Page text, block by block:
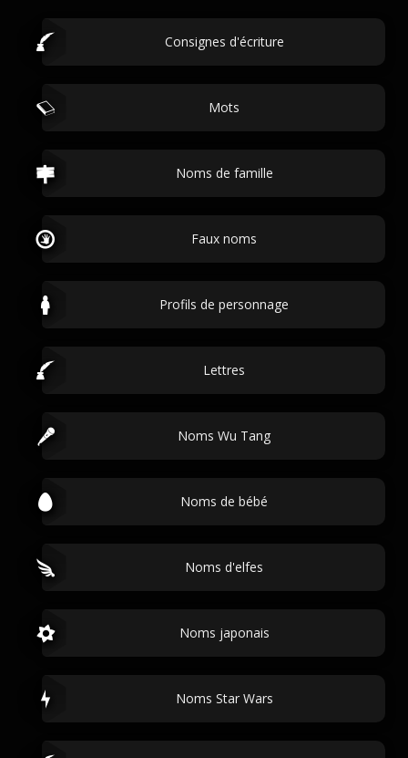
Consignes d'écriture
Mots
Noms de famille
Faux noms
Profils de personnage
Lettres
Noms Wu Tang
Noms de bébé
Noms d'elfes
Noms japonais
Noms Star Wars